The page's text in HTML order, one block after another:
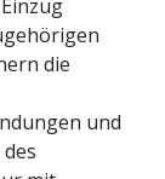
die
und